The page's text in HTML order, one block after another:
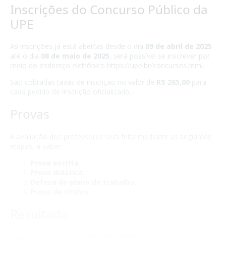
Inscrições do Concurso Público da
UPE
As inscrições já está abertas desde o dia 09 de abril de 2025
até o dia 08 de maio de 2025, será possível se inscrever por
meio do endereço eletrônico https://upe.br/concursos.html.